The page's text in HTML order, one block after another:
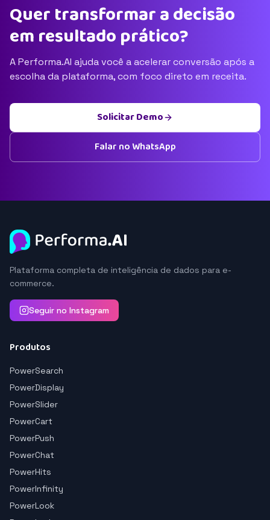
Quer transformar a decisão
em resultado prático?
A Performa.AI ajuda você a acelerar conversão após a
escolha da plataforma, com foco direto em receita.
Solicitar Demo
Falar no WhatsApp
Plataforma completa de inteligência de dados para e-
commerce.
Seguir no Instagram
Produtos
PowerSearch
PowerDisplay
PowerSlider
PowerCart
PowerPush
PowerChat
PowerHits
PowerInfinity
PowerLook